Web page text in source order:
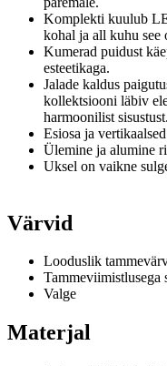
Komplekti kuulub
kohal ja all kuhu see
Kumerad puidust
esteetikaga.
Jalade kaldus
kollektsiooni läbiv
harmoonilist sisustust.
Esiosa ja
Ülemine ja alumine
Uksel on vaikne
Värvid
Looduslik
Tammeviimistlusega
Valge
Materjal